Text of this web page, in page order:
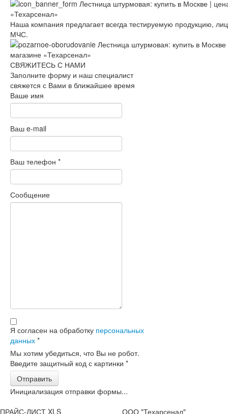
Наша компания предлагает всегда тестируемую продукцию,
МЧС.
СВЯЖИТЕСЬ С НАМИ
Заполните форму и наш специалист
свяжется с Вами в ближайшее время
Ваше имя
Ваш e-mail
Ваш телефон *
Сообщение
Я согласен на обработку персональных
данных *
Мы хотим убедиться, что Вы не робот.
Введите защитный код с картинки *
Отправить
Инициализация отправки формы...
ПРАЙС-ЛИСТ XLS
ООО "Техарсенал"